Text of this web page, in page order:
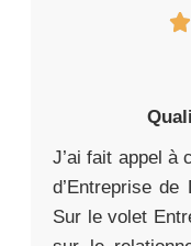
J’ai fait appel à
d’Entreprise de
Sur le volet